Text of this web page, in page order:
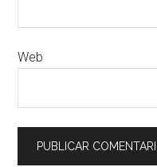
Web